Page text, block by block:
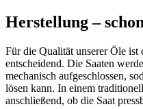
Herstellung –
Für die Qualität unserer Öle ist
entscheidend. Die Saaten
mechanisch aufgeschlossen,
lösen kann. In einem
anschließend, ob die Saat